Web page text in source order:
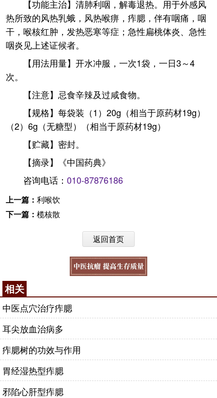
【功能主治】清肺利咽，解毒退热。用于外感风
热所致的风热乳蛾，风热喉痹，痄腮，伴有咽痛，咽
干，喉核红肿，发热恶寒等症；急性扁桃体炎、急性
咽炎见上述证候者。
【用法用量】开水冲服，一次1袋，一日3～4
次。
【注意】忌食辛辣及过咸食物。
【规格】每袋装（1）20g（相当于原药材19g）
（2）6g（无糖型）（相当于原药材19g）
【贮藏】密封。
【摘录】《中国药典》
咨询电话： 010-87876186
上一篇： 利喉饮
下一篇： 榄核散
返回首页
相关
中医点穴治疗痄腮
耳尖放血治病多
痄腮树的功效与作用
胃经湿热型痄腮
邪陷心肝型痄腮